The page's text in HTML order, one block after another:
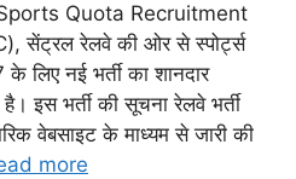
Quota Recruitment
सेंट्रल रेलवे की ओर से स्पोर्ट्स
लिए नई भर्ती का शानदार
इस भर्ती की सूचना रेलवे भर्ती
वेबसाइट के माध्यम से जारी की
more